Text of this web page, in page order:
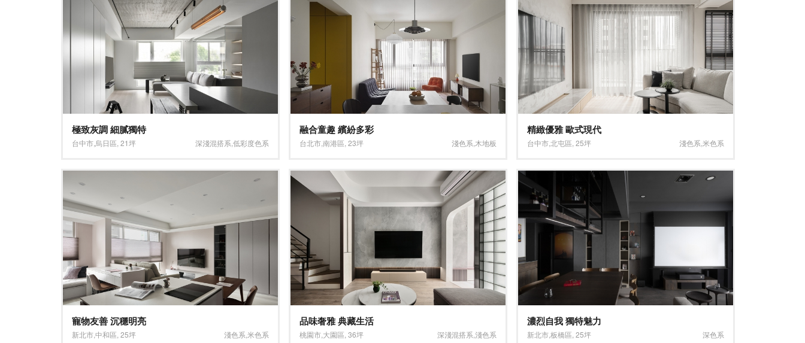
極致灰調 細膩獨特
台中市 烏日區 21坪 深淺混搭系 低彩度色系
融合童趣 繽紛多彩
台北市南港區 23坪 淺色系 木地板
精緻優雅 歐式現代
台中市北屯區 25坪 淺色系 米色系
寵物友善 沉穩明亮
新北市中和區 25坪 淺色系 米色系
品味奢雅 典藏生活
桃園市 大園區 36坪 深淺混搭系 淺色系
濃烈自我 獨特魅力
新北市板橋區 25坪 深色系